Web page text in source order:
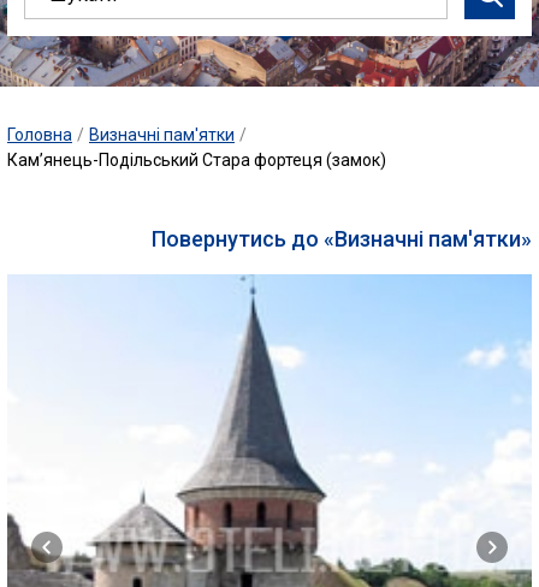
Головна / Визначні пам'ятки /
Кам’янець-Подільський Стара фортеця (замок)
Повернутись до «Визначні пам'ятки»